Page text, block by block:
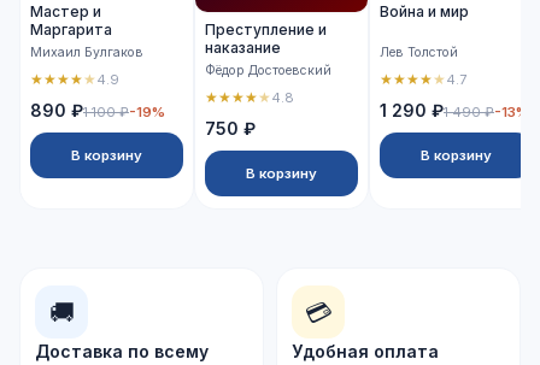
Мастер и
Маргарита
Михаил Булгаков
★★★★★4.9
890 ₽1 100 ₽-19%
В корзину
Преступление и
наказание
Фёдор Достоевский
★★★★★4.8
750 ₽
В корзину
Война и мир
Лев Толстой
★★★★★4.7
1 290 ₽1 490 ₽-13%
В корзину
🚚
Доставка по всему
💳
Удобная оплата